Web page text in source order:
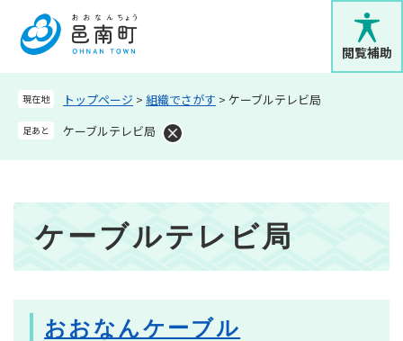
。
メニューを飛ばして本文へ
閲覧補助
現在地 トップページ > 組織でさがす > ケーブルテレビ局
足あと ケーブルテレビ局
ケーブルテレビ局
おおなんケーブル